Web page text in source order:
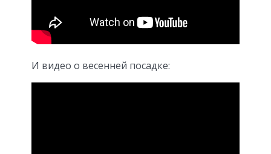
И видео о весенней посадке: